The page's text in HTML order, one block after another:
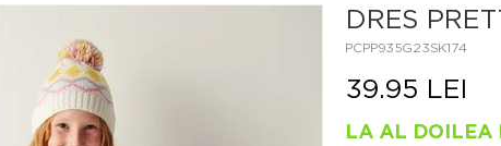
DRES
PCPP935G23SK174
39.95 LEI
LA AL DOILEA